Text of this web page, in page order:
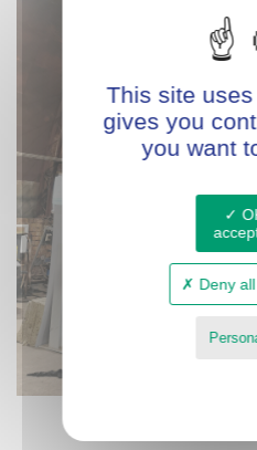
This site
gives you
you want
Deny